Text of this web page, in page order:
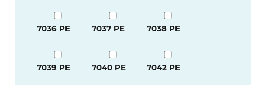
7036 PE 7037 PE 7038 PE
7039 PE 7040 PE 7042 PE